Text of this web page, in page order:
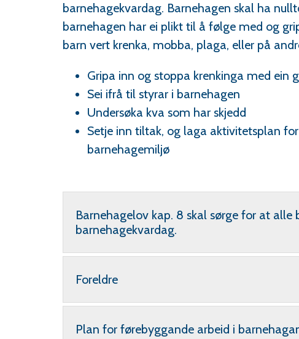
barnehagekvardag. Barnehagen skal ha
barnehagen har ei plikt til å følge med og
barn vert krenka, mobba, plaga, eller på
Gripa inn og stoppa krenkinga med ein
Sei ifrå til styrar i barnehagen
Undersøka kva som har skjedd
Setje inn tiltak, og laga aktivitetsplan
barnehagemiljø
Barnehagelov kap. 8 skal sørge for at
barnehagekvardag.
Foreldre
Plan for førebyggande arbeid i